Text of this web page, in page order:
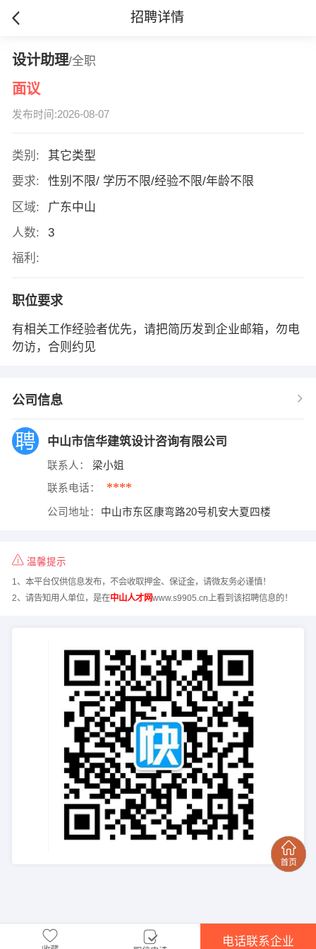
招聘详情
设计助理/全职
面议
发布时间:2026-08-07
类别:
其它类型
要求:
性别不限/ 学历不限/经验不限/年龄不限
区域:
广东中山
人数:
3
福利:
职位要求
有相关工作经验者优先，请把简历发到企业邮箱，勿电
勿访，合则约见
公司信息
中山市信华建筑设计咨询有限公司
联系人： 梁小姐
联系电话： ****
公司地址： 中山市东区康弯路20号机安大夏四楼
温馨提示
1、本平台仅供信息发布，不会收取押金、保证金，请微友务必谨慎！
2、请告知用人单位，是在中山人才网www.s9905.cn上看到该招聘信息的！
电话联系企业